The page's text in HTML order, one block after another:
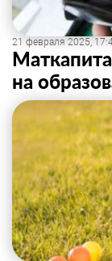
21 февраля 2025,
на